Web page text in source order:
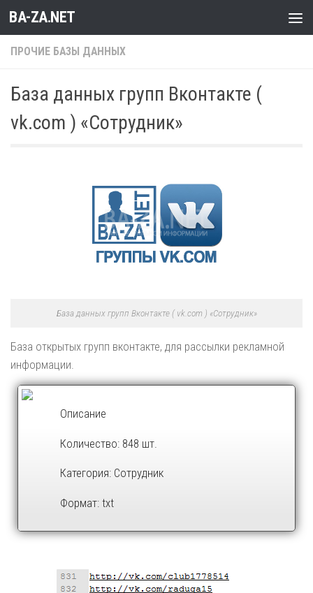
Перейти к содержимому
BA-ZA.NET
ПРОЧИЕ БАЗЫ ДАННЫХ
База данных групп Вконтакте (
vk.com ) «Сотрудник»
База данных групп Вконтакте ( vk.com ) «Сотрудник»
База открытых групп вконтакте, для рассылки рекламной
информации.
Описание
Количество: 848 шт.
Категория: Сотрудник
Формат: txt